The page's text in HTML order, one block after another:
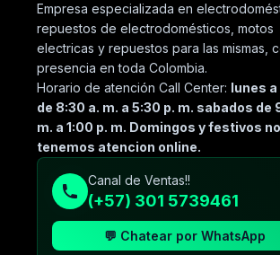
Empresa especializada en
repuestos de electrodomésticos, motos
electricas y repuestos para las mismas,
presencia en toda Colombia.
Horario de atención Call Center: lunes
de 8:30 a. m. a 5:30 p. m. sabados de
m. a 1:00 p. m. Domingos y festivos no
tenemos atencion online.
Canal de Ventas!!
(+57) 301 5739461
💬 Chatear por WhatsApp